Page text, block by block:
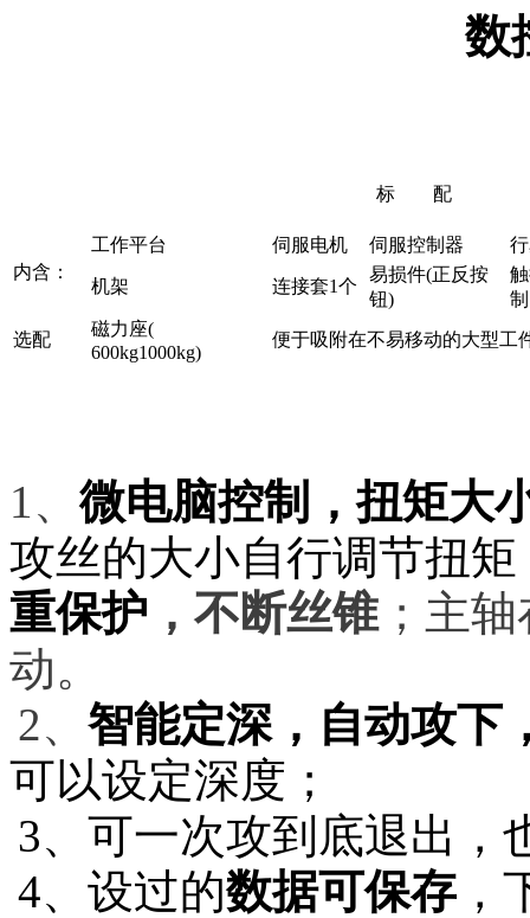
数
标 配
内含：
工作平台 伺服电机 伺服控制器
机架 连接套1个
易损件(正反按
钮)
选配
磁力座(
600kg1000kg)
便于吸附在不易移动的大型工
1、微电脑控制，扭矩大
攻丝的大小自行调节扭
重保护 ，不断丝锥；主轴
动。
2、 智能定深，自动攻下
可以设定深度；
3、可一次攻到底退出，
4、设过的数据可保存